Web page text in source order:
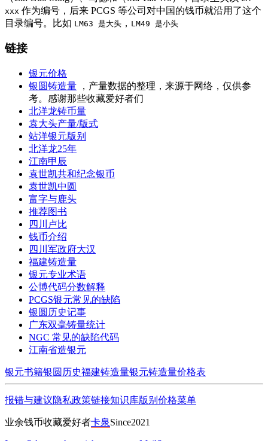
xxx 作为编号，后来 PCGS 等公司对中国的钱币就沿用了这个
目录编号。比如 LM63 是大头 ， LM49 是小头
链接
银元价格
银圆铸造量 ，产量数据的整理，来源于网络，仅供参
考。感谢那些收藏爱好者们
北洋龙铸币量
袁大头产量/版式
站洋银元版别
北洋龙25年
江南甲辰
袁世凯共和纪念银币
袁世凯中圆
富字与鹿头
推荐图书
四川卢比
钱币介绍
四川军政府大汉
福建铸造量
银元专业术语
公博代码分数解释
PCGS银元常见的缺陷
银圆历史记事
广东双毫铸量统计
NGC 常见的缺陷代码
江南省造银元
银元书籍银圆历史福建铸造量银元铸造量价格表
报错与建议隐私政策链接知识库版别 价格菜单
业余钱币收藏爱好者卡泉Since2021